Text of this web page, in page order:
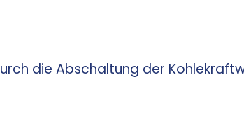
die Abschaltung der